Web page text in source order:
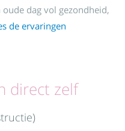
dag vol gezondheid,
de ervaringen
direct zelf